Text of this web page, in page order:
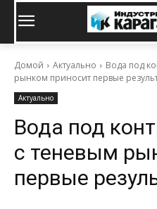
Домой Актуально
Вода под
рынком приносит первые
Актуально
Вода под
с теневым
первые